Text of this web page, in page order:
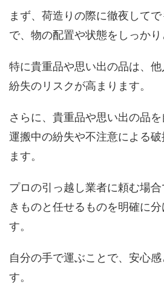
まず、荷造りの際に徹夜して
で、物の配置や状態をしっかり
特に貴重品や思い出の品は、
紛失のリスクが高まります。
さらに、貴重品や思い出の品を
運搬中の紛失や不注意による
ます。
プロの引っ越し業者に頼む場
きものと任せるものを明確に
す。
自分の手で運ぶことで、安心
す。